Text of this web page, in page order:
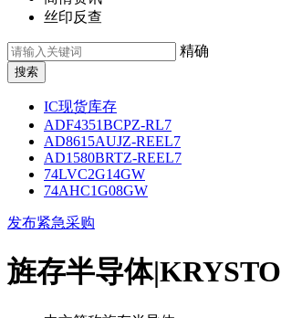
丝印反查
精确
IC现货库存
ADF4351BCPZ-RL7
AD8615AUJZ-REEL7
AD1580BRTZ-REEL7
74LVC2G14GW
74AHC1G08GW
发布紧急采购
旌存半导体|KRYSTO